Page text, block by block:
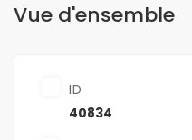
Vue d'ensemble
ID
40834